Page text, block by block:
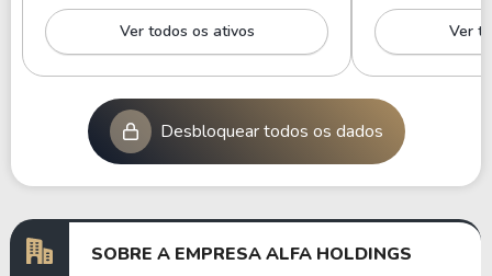
Ver todos os ativos Ver
Desbloquear todos os dados
SOBRE A EMPRESA ALFA HOLDINGS